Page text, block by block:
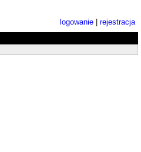
logowanie
rejestracja